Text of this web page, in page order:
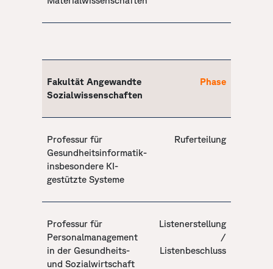
Fakultät Angewandte
Sozialwissenschaften
Phase
Professur für
Gesundheitsinformatik-
insbesondere KI-
gestützte Systeme
Ruferteilung
Professur für
Personalmanagement
in der Gesundheits-
und Sozialwirtschaft
Listenerstellung
/
Listenbeschluss